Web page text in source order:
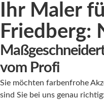
Ihr Maler
Friedberg:
vom Profi
Sie möchten farbenfrohe
sind Sie bei uns genau